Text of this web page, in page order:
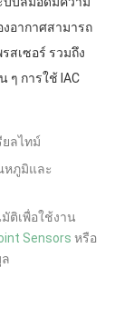
อากาศสามารถ
สเซอร์ รวมถึง
ๆ การใช้ IAC
ลไทม์
หภูมิและ
ติเพื่อใช้งาน
Sensors หรือ